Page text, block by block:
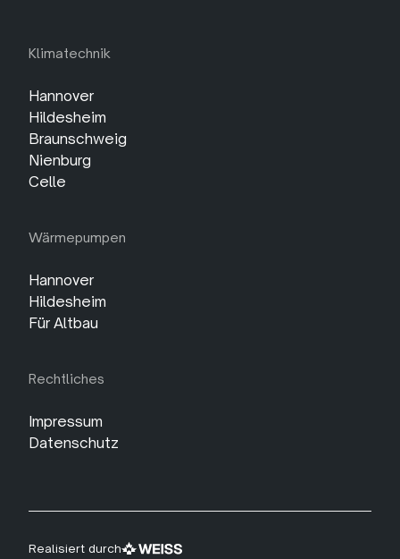
Klimatechnik
Hannover
Hildesheim
Braunschweig
Nienburg
Celle
Wärmepumpen
Hannover
Hildesheim
Für Altbau
Rechtliches
Impressum
Datenschutz
Realisiert durch